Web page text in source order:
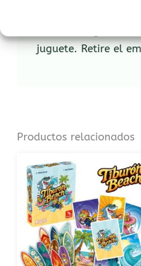
juguete. Retire el
Productos relacionados